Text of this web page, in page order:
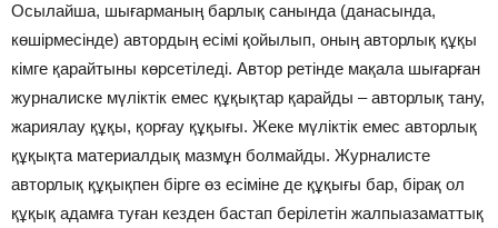
Осылайша, шығарманың барлық санында (данасында,
көшірмесінде) автордың есімі қойылып, оның авторлық құқы
кімге қарайтыны көрсетіледі. Автор ретінде мақала шығарған
журналиске мүліктік емес құқықтар қарайды – авторлық тану,
жариялау құқы, қорғау құқығы. Жеке мүліктік емес авторлық
құқықта материалдық мазмұн болмайды. Журналисте
авторлық құқықпен бірге өз есіміне де құқығы бар, бірақ ол
құқық адамға туған кезден бастап берілетін жалпыазаматтық